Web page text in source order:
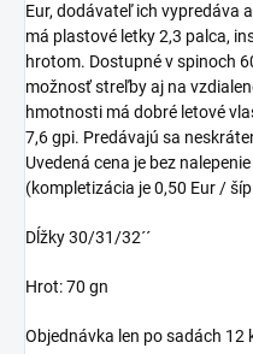
Eur, dodávateľ ich vypredáva
má plastové letky 2,3 palca,
hrotom. Dostupné v spinoch
možnosť streľby aj na
hmotnosti má dobré letové
7,6 gpi. Predávajú sa
Uvedená cena je bez
(kompletizácia je 0,50 Eur /
Dĺžky 30/31/32´´
Hrot: 70 gn
Objednávka len po sadách 12